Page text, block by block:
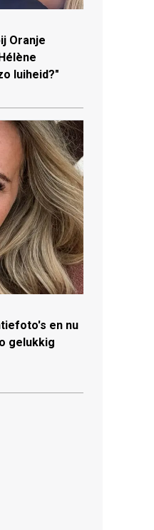
Oranje
luiheid?"
en nu
gelukkig